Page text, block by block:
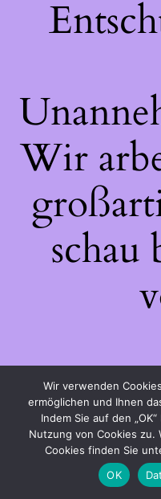
Wir
schau
Wir verwenden
ermöglichen und Ihnen
Indem Sie auf den
Nutzung von Cookies zu.
Cookies finden Sie
OK